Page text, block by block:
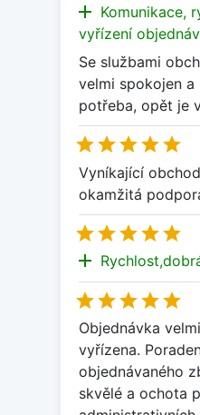
add Komunikace,
vyřízení
Se službami
velmi spokojen a
potřeba, opět je

Vyníkající
okamžitá

add

Objednávka
vyřízena.
objednávaného
skvělé a ochota